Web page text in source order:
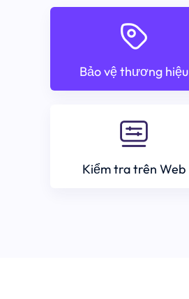
Bảo vệ thương hiệu
Kiểm tra trên Web